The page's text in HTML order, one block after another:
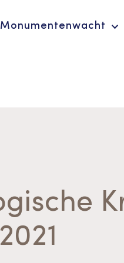
Monumentenwacht